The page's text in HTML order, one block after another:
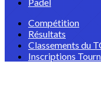
Compétition
Résultats
Classements du
Inscriptions